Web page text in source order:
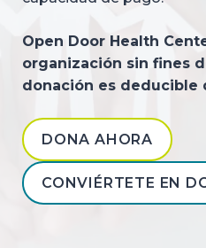
Open Door Health
organización sin fines
donación es deducible
DONA AHORA
CONVIÉRTETE EN